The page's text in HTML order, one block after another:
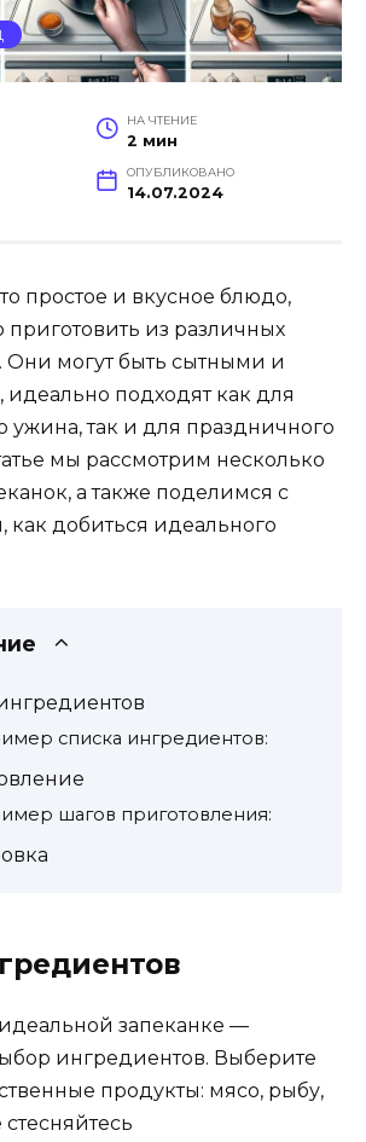
НА ЧТЕНИЕ
2 мин
ОПУБЛИКОВАНО
14.07.2024
простое и вкусное блюдо,
из различных
Они могут быть сытными и
идеально подходят как для
ужина, так и для праздничного
мы рассмотрим несколько
а также поделимся с
как добиться идеального
списка ингредиентов:
шагов приготовления:
запеканке —
ингредиентов. Выберите
продукты: мясо, рыбу,